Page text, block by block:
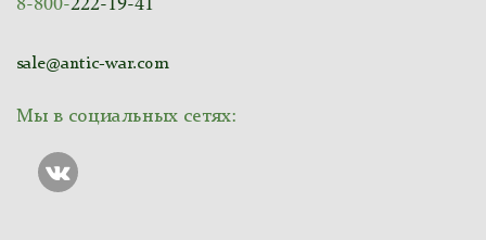
8-800-222-19-41
sale@antic-war.com
Мы в социальных сетях: